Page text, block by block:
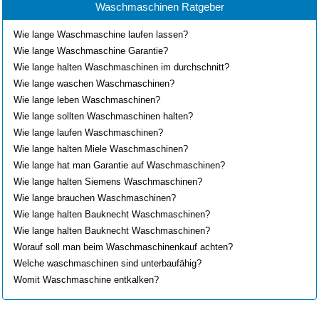
Waschmaschinen Ratgeber
Wie lange Waschmaschine laufen lassen?
Wie lange Waschmaschine Garantie?
Wie lange halten Waschmaschinen im durchschnitt?
Wie lange waschen Waschmaschinen?
Wie lange leben Waschmaschinen?
Wie lange sollten Waschmaschinen halten?
Wie lange laufen Waschmaschinen?
Wie lange halten Miele Waschmaschinen?
Wie lange hat man Garantie auf Waschmaschinen?
Wie lange halten Siemens Waschmaschinen?
Wie lange brauchen Waschmaschinen?
Wie lange halten Bauknecht Waschmaschinen?
Wie lange halten Bauknecht Waschmaschinen?
Worauf soll man beim Waschmaschinenkauf achten?
Welche waschmaschinen sind unterbaufähig?
Womit Waschmaschine entkalken?